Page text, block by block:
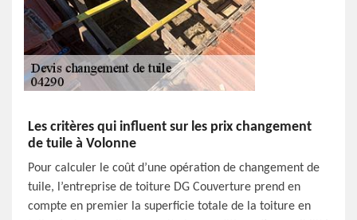
Les critères qui influent sur les prix changement
de tuile à Volonne
Pour calculer le coût d’une opération de changement de
tuile, l’entreprise de toiture DG Couverture prend en
compte en premier la superficie totale de la toiture en